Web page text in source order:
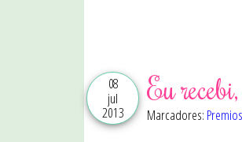
08
jul
2013
Eu
Marcadores: